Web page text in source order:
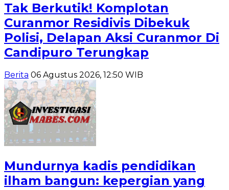
Tak Berkutik! Komplotan
Curanmor Residivis Dibekuk
Polisi, Delapan Aksi Curanmor Di
Candipuro Terungkap
Berita 06 Agustus 2026, 12:50 WIB
Mundurnya kadis pendidikan
ilham bangun: kepergian yang